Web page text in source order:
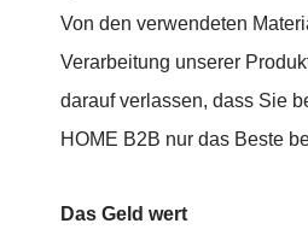
Von den verwendeten
Verarbeitung unserer
darauf verlassen, dass Sie
HOME B2B nur das Beste
Das Geld wert